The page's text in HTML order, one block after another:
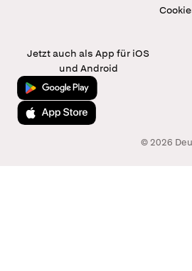
Jetzt auch als App für iOS
und Android
Jetzt bei Google Play
Laden im App Store
© 2026